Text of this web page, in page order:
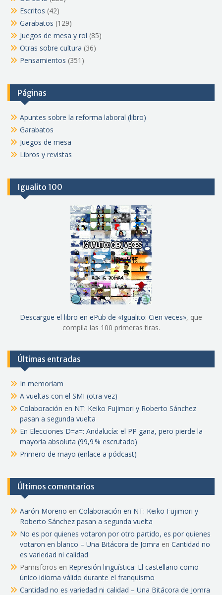
Escritos (42)
Garabatos (129)
Juegos de mesa y rol (85)
Otras sobre cultura (36)
Pensamientos (351)
Páginas
Apuntes sobre la reforma laboral (libro)
Garabatos
Juegos de mesa
Libros y revistas
Igualito 100
Descargue el libro en ePub de «Igualito: Cien veces», que
compila las 100 primeras tiras.
Últimas entradas
In memoriam
A vueltas con el SMI (otra vez)
Colaboración en NT: Keiko Fujimori y Roberto Sánchez
pasan a segunda vuelta
En Elecciones D=a=: Andalucía: el PP gana, pero pierde la
mayoría absoluta (99,9 % escrutado)
Primero de mayo (enlace a pódcast)
Últimos comentarios
Aarón Moreno en Colaboración en NT: Keiko Fujimori y
Roberto Sánchez pasan a segunda vuelta
No es por quienes votaron por otro partido, es por quienes
votaron en blanco – Una Bitácora de Jomra en Cantidad no
es variedad ni calidad
Pamisforos en Represión lingüística: El castellano como
único idioma válido durante el franquismo
Cantidad no es variedad ni calidad – Una Bitácora de Jomra